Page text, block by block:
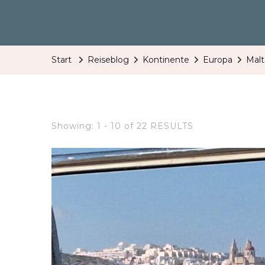
Start Reiseblog Kontinente Europa
Showing: 1 - 10 of 22 RESULTS